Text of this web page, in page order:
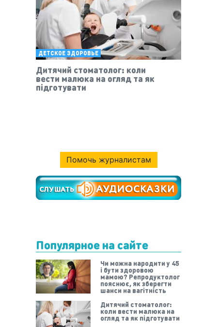
ДЕТСКОЕ ЗДОРОВЬЕ
Дитячий стоматолог: коли
вести малюка на огляд та як
підготувати
Помочь журналистам
Популярное на сайте
Чи можна народити у 45
і бути здоровою
мамою? Репродуктолог
пояснює, як зберегти
шанси на вагітність
Дитячий стоматолог:
коли вести малюка на
огляд та як підготувати